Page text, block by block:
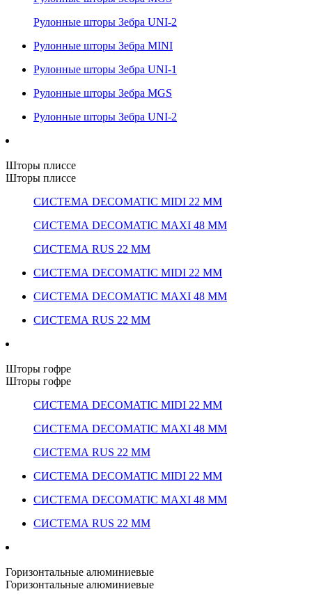
Рулонные шторы Зебра UNI-2
Рулонные шторы Зебра MINI
Рулонные шторы Зебра UNI-1
Рулонные шторы Зебра MGS
Рулонные шторы Зебра UNI-2
Шторы плиссе
Шторы плиссе
СИСТЕМА DECOMATIC MIDI 22 ММ
СИСТЕМА DECOMATIC MAXI 48 ММ
СИСТЕМА RUS 22 ММ
СИСТЕМА DECOMATIC MIDI 22 ММ
СИСТЕМА DECOMATIC MAXI 48 ММ
СИСТЕМА RUS 22 ММ
Шторы гофре
Шторы гофре
СИСТЕМА DECOMATIC MIDI 22 ММ
СИСТЕМА DECOMATIC MAXI 48 ММ
СИСТЕМА RUS 22 ММ
СИСТЕМА DECOMATIC MIDI 22 ММ
СИСТЕМА DECOMATIC MAXI 48 ММ
СИСТЕМА RUS 22 ММ
Горизонтальные алюминиевые
Горизонтальные алюминиевые